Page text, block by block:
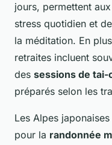
jours, permettent
stress quotidien et
la méditation. En
retraites incluent
des sessions de tai-
préparés selon les
Les Alpes
pour la randonnée